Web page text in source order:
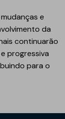
e
da
continuarão
progressiva
para o